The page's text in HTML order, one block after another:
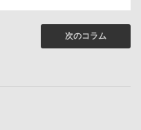
次のコラム